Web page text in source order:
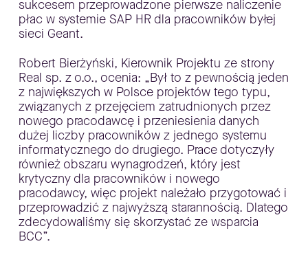
sukcesem przeprowadzone pierwsze naliczenie
płac w systemie SAP HR dla pracowników byłej
sieci Geant.
Robert Bierżyński, Kierownik Projektu ze strony
Real sp. z o.o., ocenia: „Był to z pewnością jeden
z największych w Polsce projektów tego typu,
związanych z przejęciem zatrudnionych przez
nowego pracodawcę i przeniesienia danych
dużej liczby pracowników z jednego systemu
informatycznego do drugiego. Prace dotyczyły
również obszaru wynagrodzeń, który jest
krytyczny dla pracowników i nowego
pracodawcy, więc projekt należało przygotować i
przeprowadzić z najwyższą starannością. Dlatego
zdecydowaliśmy się skorzystać ze wsparcia
BCC”.